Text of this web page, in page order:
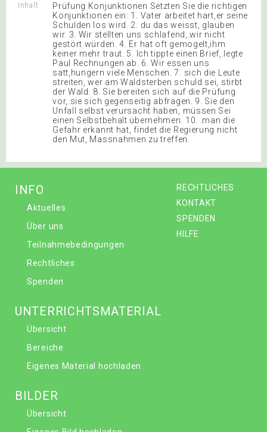
Inhalt
Prüfung Konjunktionen Setzten Sie die richtigen
Konjunktionen ein: 1. Vater arbeitet hart,er seine
Schulden los wird. 2. du das weisst, glauben
wir. 3. Wir stellten uns schlafend,.wir nicht
gestört würden. 4. Er hat oft gemogelt,ihm
keiner mehr traut. 5. Ich tippte einen Brief,.legte
Paul Rechnungen ab. 6. Wir essen uns
satt,hungern viele Menschen. 7. sich die Leute
streiten, wer am Waldsterben schuld sei, stirbt
der Wald. 8. Sie bereiten sich auf die Prüfung
vor,.sie sich gegenseitig abfragen. 9. Sie den
Unfall selbst verursacht haben, müssen Sei
einen Selbstbehalt übernehmen. 10. .man die
Gefahr erkannt hat, findet die Regierung nicht
den Mut, Massnahmen zu treffen.
RECHTLICHES
KONTAKT
SPENDEN
HILFE
INFO
Aktuelles
Über uns
Teilnahmebedingungen
Rechtliches
Spenden
UNTERRICHTSMATERIAL
Übersicht
Bereiche
Eigenes Material hochladen
BILDER
Übersicht